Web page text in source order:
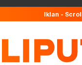
Iklan -